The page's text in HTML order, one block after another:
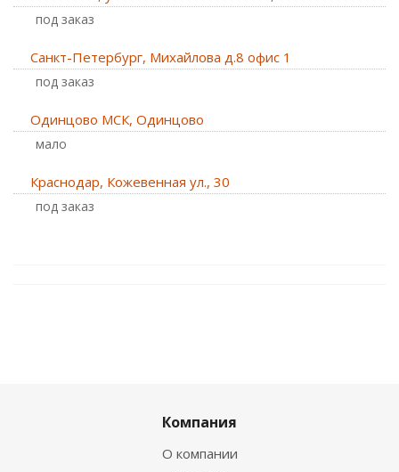
Под заказ
Санкт-Петербург, Михайлова д.8 офис 1
Под заказ
Одинцово МСК, Одинцово
Мало
Краснодар, Кожевенная ул., 30
Под заказ
Компания
О компании